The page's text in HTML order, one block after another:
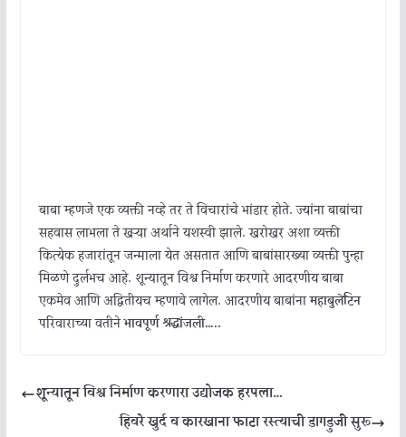
बाबा म्हणजे एक व्यक्ती नव्हे तर ते विचारांचे भांडार होते. ज्यांना बाबांचा
सहवास लाभला ते खऱ्या अर्थाने यशस्वी झाले. खरोखर अशा व्यक्ती
कित्येक हजारांतून जन्माला येत असतात आणि बाबांसारख्या व्यक्ती पुन्हा
मिळणे दुर्लभच आहे. शून्यातून विश्व निर्माण करणारे आदरणीय बाबा
एकमेव आणि अद्वितीयच म्हणावे लागेल. आदरणीय बाबांनामहाबुलेटिन
परिवाराच्या वतीनेभावपूर्ण श्रद्धांजली…..
शून्यातून विश्व निर्माण करणारा उद्योजक हरपला…
हिवरे खुर्द व कारखाना फाटा रस्त्याची डागडुजी सुरू